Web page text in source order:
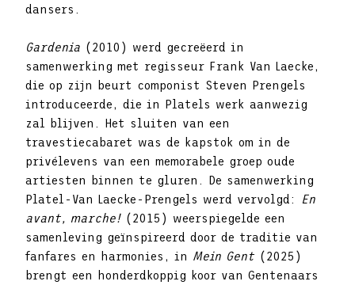
dansers.
Gardenia (2010) werd gecreëerd in
samenwerking met regisseur Frank Van Laecke,
die op zijn beurt componist Steven Prengels
introduceerde, die in Platels werk aanwezig
zal blijven. Het sluiten van een
travestiecabaret was de kapstok om in de
privélevens van een memorabele groep oude
artiesten binnen te gluren. De samenwerking
Platel-Van Laecke-Prengels werd vervolgd:
En
avant, marche! (2015) weerspiegelde een
samenleving geïnspireerd door de traditie van
fanfares en harmonies, in Mein Gent (2025)
brengt een honderdkoppig koor van Gentenaars